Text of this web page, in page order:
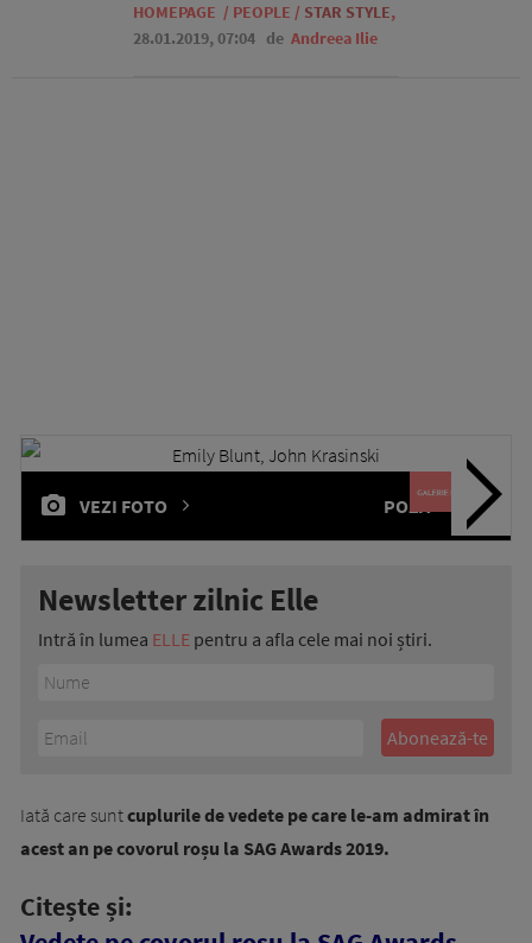
HOMEPAGE / PEOPLE / STAR STYLE,
28.01.2019, 07:04 de Andreea Ilie
VEZI FOTO POZA 1 / 24
Newsletter zilnic Elle
Intră în lumea ELLE pentru a afla cele mai noi știri.
Iată care suntcuplurile de vedete pe care le-am admirat în
acest an pe covorul roșu la SAG Awards 2019.
Citește și: